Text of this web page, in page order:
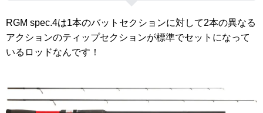
RGM spec.4は1本のバットセクションに対して2本の異なる
アクションのティップセクションが標準でセットになって
いるロッドなんです！